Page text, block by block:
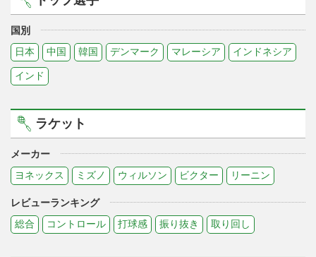
国別
日本
中国 韓国 デンマーク マレーシア インドネシア
インド
ラケット
メーカー
ヨネックス
ミズノ ウィルソン ビクター リーニン
レビューランキング
総合
コントロール 打球感 振り抜き 取り回し